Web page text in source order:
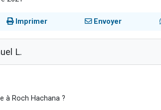
Imprimer Envoyer
L.
à Roch Hachana ?